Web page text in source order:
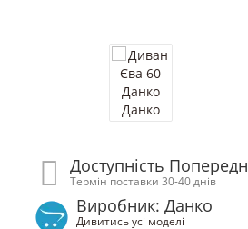
Доступність
Термін поставки 30-40 днів
Виробник: Данко
Дивитись усі моделі